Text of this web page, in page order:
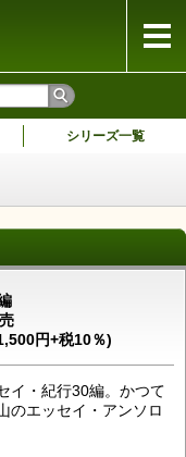
シリーズ一覧
円+税10％)
イ・紀行30編。かつて
のエッセイ・アンソロ